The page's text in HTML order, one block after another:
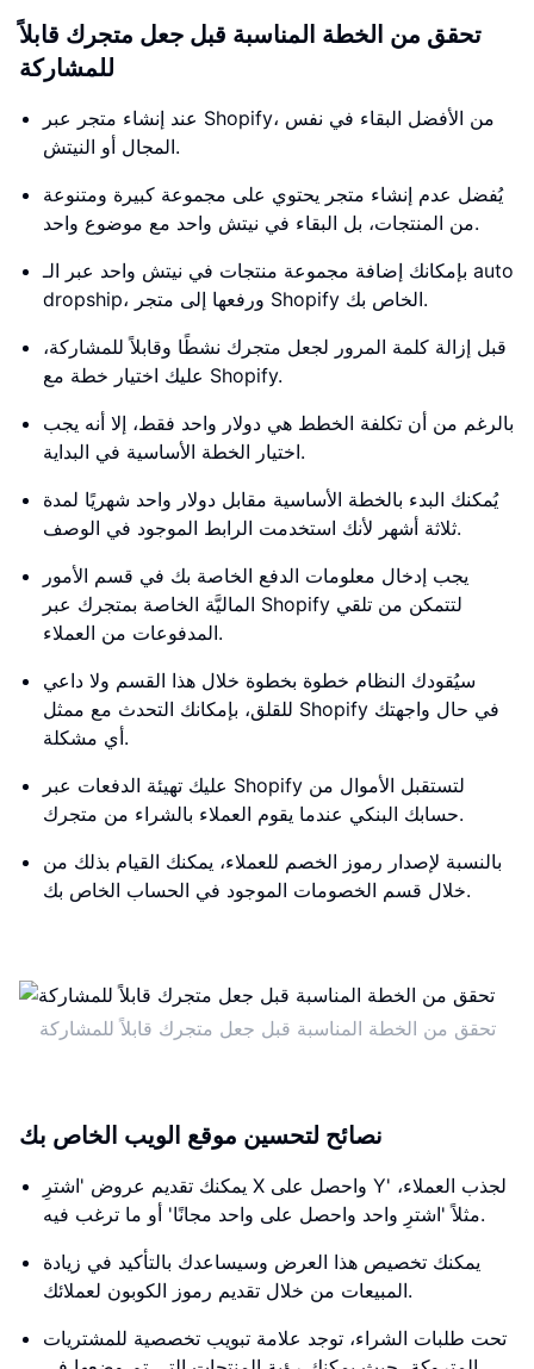
تحقق من الخطة المناسبة قبل جعل متجرك قابلاً
للمشاركة
عند إنشاء متجر عبر Shopify، من الأفضل البقاء في نفس
المجال أو النيتش.
يُفضل عدم إنشاء متجر يحتوي على مجموعة كبيرة ومتنوعة
من المنتجات، بل البقاء في نيتش واحد مع موضوع واحد.
بإمكانك إضافة مجموعة منتجات في نيتش واحد عبر الـ auto
dropship، ورفعها إلى متجر Shopify الخاص بك.
قبل إزالة كلمة المرور لجعل متجرك نشطًا وقابلاً للمشاركة،
عليك اختيار خطة مع Shopify.
بالرغم من أن تكلفة الخطط هي دولار واحد فقط، إلا أنه يجب
اختيار الخطة الأساسية في البداية.
يُمكنك البدء بالخطة الأساسية مقابل دولار واحد شهريًا لمدة
ثلاثة أشهر لأنك استخدمت الرابط الموجود في الوصف.
يجب إدخال معلومات الدفع الخاصة بك في قسم الأمور
الماليَّة الخاصة بمتجرك عبر Shopify لتتمكن من تلقي
المدفوعات من العملاء.
سيُقودك النظام خطوة بخطوة خلال هذا القسم ولا داعي
للقلق، بإمكانك التحدث مع ممثل Shopify في حال واجهتك
أي مشكلة.
عليك تهيئة الدفعات عبر Shopify لتستقبل الأموال من
حسابك البنكي عندما يقوم العملاء بالشراء من متجرك.
بالنسبة لإصدار رموز الخصم للعملاء، يمكنك القيام بذلك من
خلال قسم الخصومات الموجود في الحساب الخاص بك.
تحقق من الخطة المناسبة قبل جعل متجرك قابلاً للمشاركة
نصائح لتحسين موقع الويب الخاص بك
يمكنك تقديم عروض 'اشترِ X واحصل على Y' لجذب العملاء،
مثلاً 'اشترِ واحد واحصل على واحد مجانًا' أو ما ترغب فيه.
يمكنك تخصيص هذا العرض وسيساعدك بالتأكيد في زيادة
المبيعات من خلال تقديم رموز الكوبون لعملائك.
تحت طلبات الشراء، توجد علامة تبويب تخصصية للمشتريات